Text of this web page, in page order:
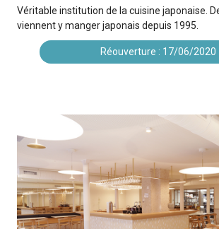
Véritable institution de la cuisine japonaise.
viennent y manger japonais depuis 1995.
Réouverture : 17/06/2020